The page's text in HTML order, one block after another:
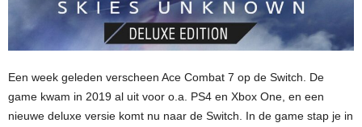
Een week geleden verscheen Ace Combat 7 op de Switch. De
game kwam in 2019 al uit voor o.a. PS4 en Xbox One, en een
nieuwe deluxe versie komt nu naar de Switch. In de game stap je in